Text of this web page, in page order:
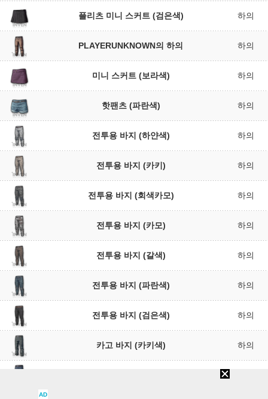
플리츠 미니 스커트 (검은색) 하의
PLAYERUNKNOWN의 하의 하의
미니 스커트 (보라색) 하의
핫팬츠 (파란색) 하의
전투용 바지 (하얀색) 하의
전투용 바지 (카키) 하의
전투용 바지 (회색카모) 하의
전투용 바지 (카모) 하의
전투용 바지 (갈색) 하의
전투용 바지 (파란색) 하의
전투용 바지 (검은색) 하의
카고 바지 (카키색) 하의
AD